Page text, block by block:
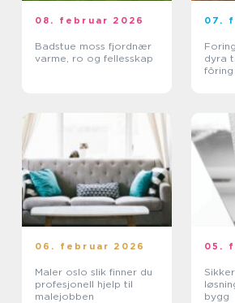
08. februar 2026
Badstue moss fjordnær
varme, ro og fellesskap
07.
dyra
06. februar 2026
Maler oslo slik finner du
profesjonell hjelp til
malejobben
05.
bygg